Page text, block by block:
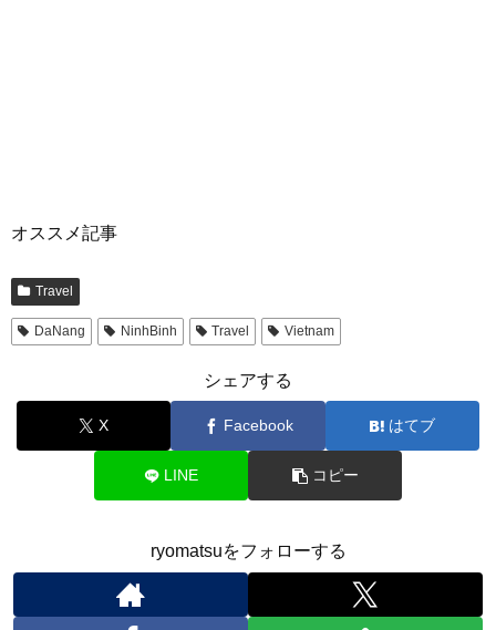
オススメ記事
Travel
DaNang NinhBinh Travel Vietnam
シェアする
X Facebook はてブ
LINE コピー
ryomatsuをフォローする